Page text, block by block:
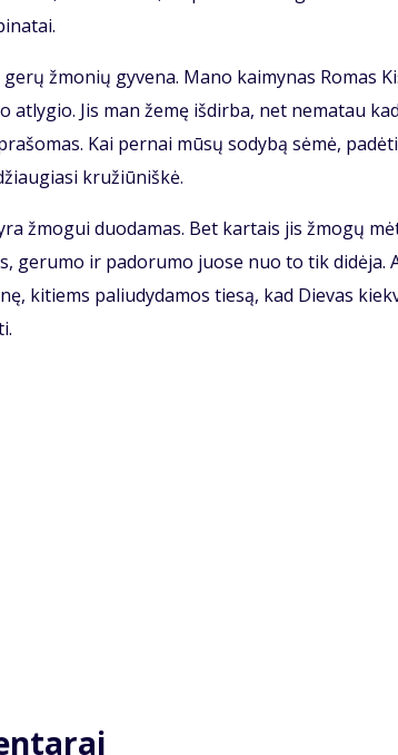
žmo­nių gy­ve­na. Ma­no kai­my­nas Ro­mas
Jis man že­mę iš­dir­ba, net ne­ma­tau
Kai per­nai mū­sų so­dy­bą sė­mė,
kru­žiū­niš­kė.
žmo­gui duo­da­mas. Bet kar­tais jis žmo­gų
ge­ru­mo ir pa­do­ru­mo juo­se nuo to tik di­dė­ja.
ki­tiems pa­liu­dy­da­mos tie­są, kad Die­vas